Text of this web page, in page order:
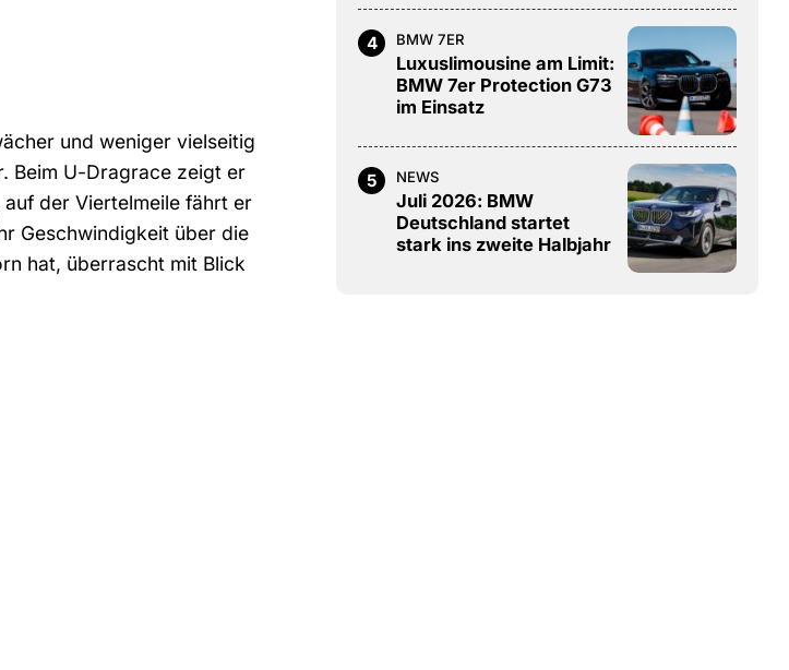
und weniger vielseitig
Beim U-Dragrace zeigt er
der Viertelmeile fährt er
Geschwindigkeit über die
hat, überrascht mit Blick
4 BMW 7ER
Luxuslimousine am Limit:
BMW 7er Protection G73
im Einsatz
5 NEWS
Juli 2026: BMW
Deutschland startet
stark ins zweite Halbjahr